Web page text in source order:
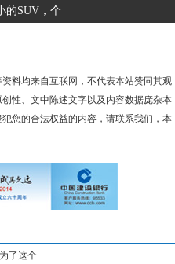
的SUV，个
料均来自互联网，不代表本站赞同其观
性、文中陈述文字以及内容数据庞杂本
您的合法权益的内容，请联系我们，本
了这个